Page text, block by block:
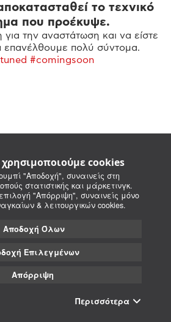
cookies
"Αποδοχή", συναινείς στη
στατιστικής και μάρκετινγκ.
"Απόρριψη", συναινείς μόνο
& λειτουργικών cookies.
Αποδοχή Όλων
Επιλεγμένων
Απόρριψη
Περισσότερα
το τεχνικό
που προέκυψε.
την αναστάτωση και να είστε
επανέλθουμε πολύ σύντομα.
#comingsoon